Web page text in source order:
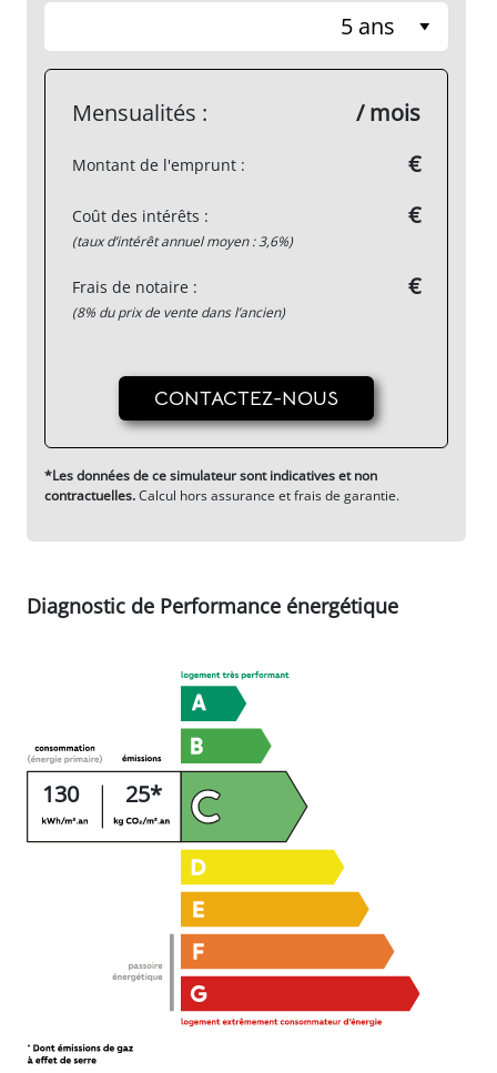
Prix du bien
€
Apport personnel (10% recommandé)
€
Durée du prêt
Montant de l'emprunt :
€
(taux d’intérêt annuel moyen : 3,6%)
(8% du prix de vente dans l’ancien)
CONTACTEZ-NOUS
*Les données de ce simulateur sont indicatives et non
Calcul hors assurance et frais de garantie.
Diagnostic de Performance énergétique